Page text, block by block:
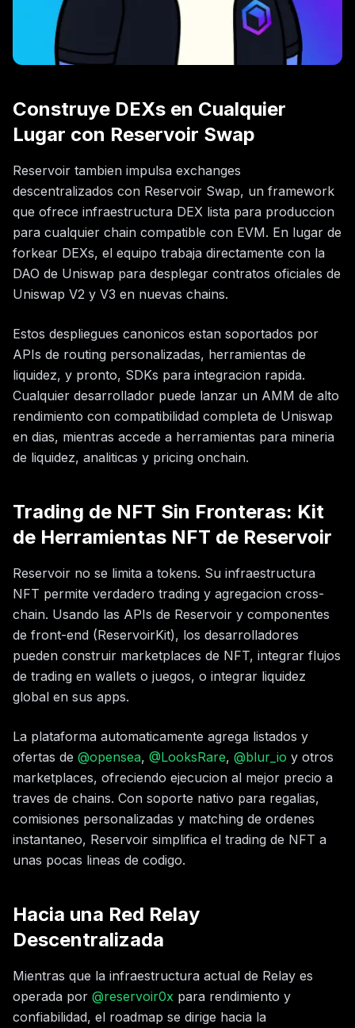
Construye DEXs en Cualquier
Lugar con Reservoir Swap
Reservoir tambien impulsa exchanges
descentralizados con Reservoir Swap, un framework
que ofrece infraestructura DEX lista para produccion
para cualquier chain compatible con EVM. En lugar de
forkear DEXs, el equipo trabaja directamente con la
DAO de Uniswap para desplegar contratos oficiales de
Uniswap V2 y V3 en nuevas chains.
Estos despliegues canonicos estan soportados por
APIs de routing personalizadas, herramientas de
liquidez, y pronto, SDKs para integracion rapida.
Cualquier desarrollador puede lanzar un AMM de alto
rendimiento con compatibilidad completa de Uniswap
en dias, mientras accede a herramientas para mineria
de liquidez, analiticas y pricing onchain.
Trading de NFT Sin Fronteras: Kit
de Herramientas NFT de Reservoir
Reservoir no se limita a tokens. Su infraestructura
NFT permite verdadero trading y agregacion cross-
chain. Usando las APIs de Reservoir y componentes
de front-end (ReservoirKit), los desarrolladores
pueden construir marketplaces de NFT, integrar flujos
de trading en wallets o juegos, o integrar liquidez
global en sus apps.
La plataforma automaticamente agrega listados y
ofertas de @opensea, @LooksRare, @blur_io y otros
marketplaces, ofreciendo ejecucion al mejor precio a
traves de chains. Con soporte nativo para regalias,
comisiones personalizadas y matching de ordenes
instantaneo, Reservoir simplifica el trading de NFT a
unas pocas lineas de codigo.
Hacia una Red Relay
Descentralizada
Mientras que la infraestructura actual de Relay es
operada por @reservoir0x para rendimiento y
confiabilidad, el roadmap se dirige hacia la